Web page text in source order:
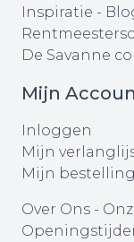
Inspiratie -
De Savanne
Mijn
Inloggen
Mijn
Mijn
Over Ons -